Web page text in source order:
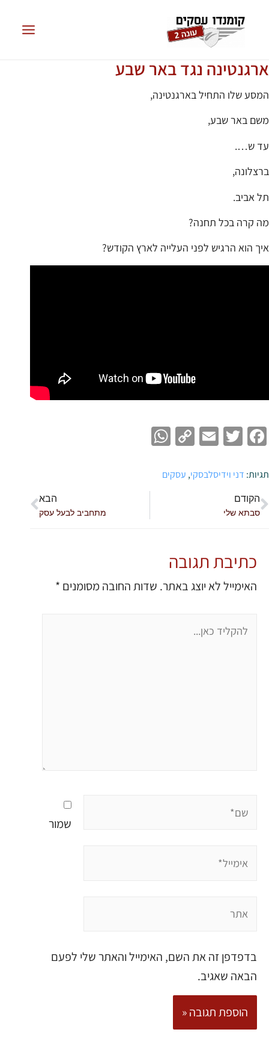
ארגנטינה נגד באר שבע
המסע שלו התחיל בארגנטינה,
משם באר שבע,
עד ש….
ברצלונה,
תל אביב.
מה קרה בכל תחנה?
איך הוא הרגיש לפני העלייה לארץ הקודש?
Facebook
Twitter
Email
Copy
תגיות: דני וידיסלבסקי, עסקים
הקודם
סבתא שלי
הבא
מתחביב לבעל עסק
כתיבת תגובה
האימייל לא יוצג באתר. שדות החובה מסומנים *
שמור
בדפדפן זה את השם, האימייל והאתר שלי לפעם
הבאה שאגיב.